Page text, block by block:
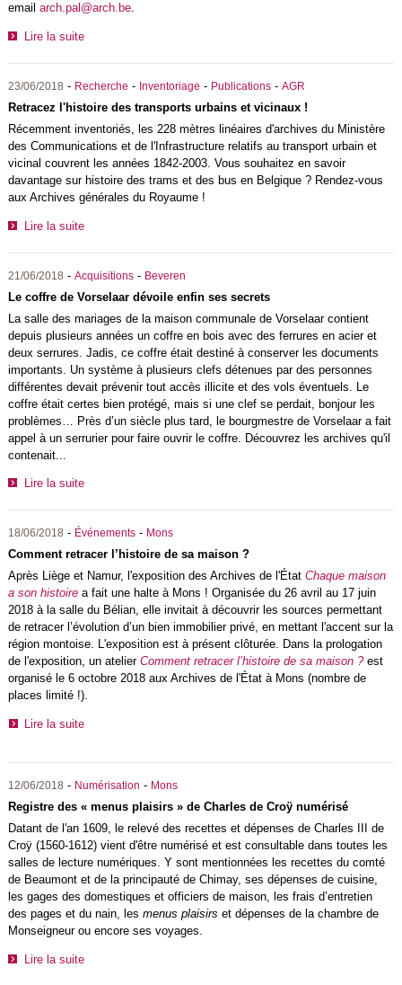
email arch.pal@arch.be.
Lire la suite
23/06/2018 - Recherche - Inventoriage - Publications- AGR
Retracez l'histoire des transports urbains et vicinaux !
Récemment inventoriés, les 228 mètres linéaires d'archives du Ministère
des Communications et de l'Infrastructure relatifs au transport urbain et
vicinal couvrent les années 1842-2003. Vous souhaitez en savoir
davantage sur histoire des trams et des bus en Belgique ? Rendez-vous
aux Archives générales du Royaume !
Lire la suite
21/06/2018 - Acquisitions- Beveren
Le coffre de Vorselaar dévoile enfin ses secrets
La salle des mariages de la maison communale de Vorselaar contient
depuis plusieurs années un coffre en bois avec des ferrures en acier et
deux serrures. Jadis, ce coffre était destiné à conserver les documents
importants. Un système à plusieurs clefs détenues par des personnes
différentes devait prévenir tout accès illicite et des vols éventuels. Le
coffre était certes bien protégé, mais si une clef se perdait, bonjour les
problèmes… Près d’un siècle plus tard, le bourgmestre de Vorselaar a fait
appel à un serrurier pour faire ouvrir le coffre. Découvrez les archives qu'il
contenait...
Lire la suite
18/06/2018 - Événements- Mons
Comment retracer l’histoire de sa maison ?
Après Liège et Namur, l'exposition des Archives de l'État Chaque maison
a son histoirea fait une halte à Mons ! Organisée du 26 avril au 17 juin
2018 à la salle du Bélian, elle invitait à découvrir les sources permettant
de retracer l’évolution d’un bien immobilier privé, en mettant l'accent sur la
région montoise. L'exposition est à présent clôturée. Dans la prologation
de l'exposition, un atelier Comment retracer l’histoire de sa maison ?est
organisé le 6 octobre 2018 aux Archives de l'État à Mons (nombre de
places limité !).
Lire la suite
12/06/2018 - Numérisation - Mons
Registre des « menus plaisirs » de Charles de Croÿ numérisé
Datant de l'an 1609, le relevé des recettes et dépenses de Charles III de
Croÿ (1560-1612) vient d'être numérisé et est consultable dans toutes les
salles de lecture numériques. Y sont mentionnées les recettes du comté
de Beaumont et de la principauté de Chimay, ses dépenses de cuisine,
les gages des domestiques et officiers de maison, les frais d’entretien
des pages et du nain, les menus plaisirs et dépenses de la chambre de
Monseigneur ou encore ses voyages.
Lire la suite